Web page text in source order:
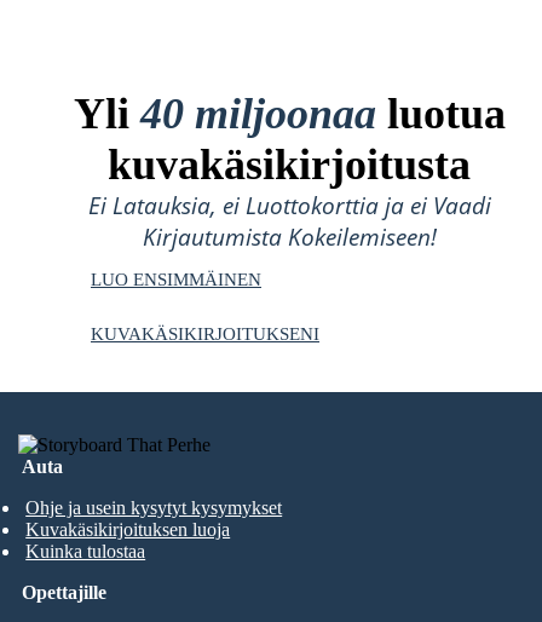
Yli40 miljoonaa luotua
kuvakäsikirjoitusta
Ei Latauksia, ei Luottokorttia ja ei Vaadi
Kirjautumista Kokeilemiseen!
LUO ENSIMMÄINEN
KUVAKÄSIKIRJOITUKSENI
Auta
Ohje ja usein kysytyt kysymykset
Kuvakäsikirjoituksen luoja
Kuinka tulostaa
Opettajille